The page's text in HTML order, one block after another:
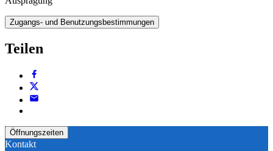
Zugangs- und Benutzungsbestimmungen
Teilen
Öffnungszeiten
Kontakt